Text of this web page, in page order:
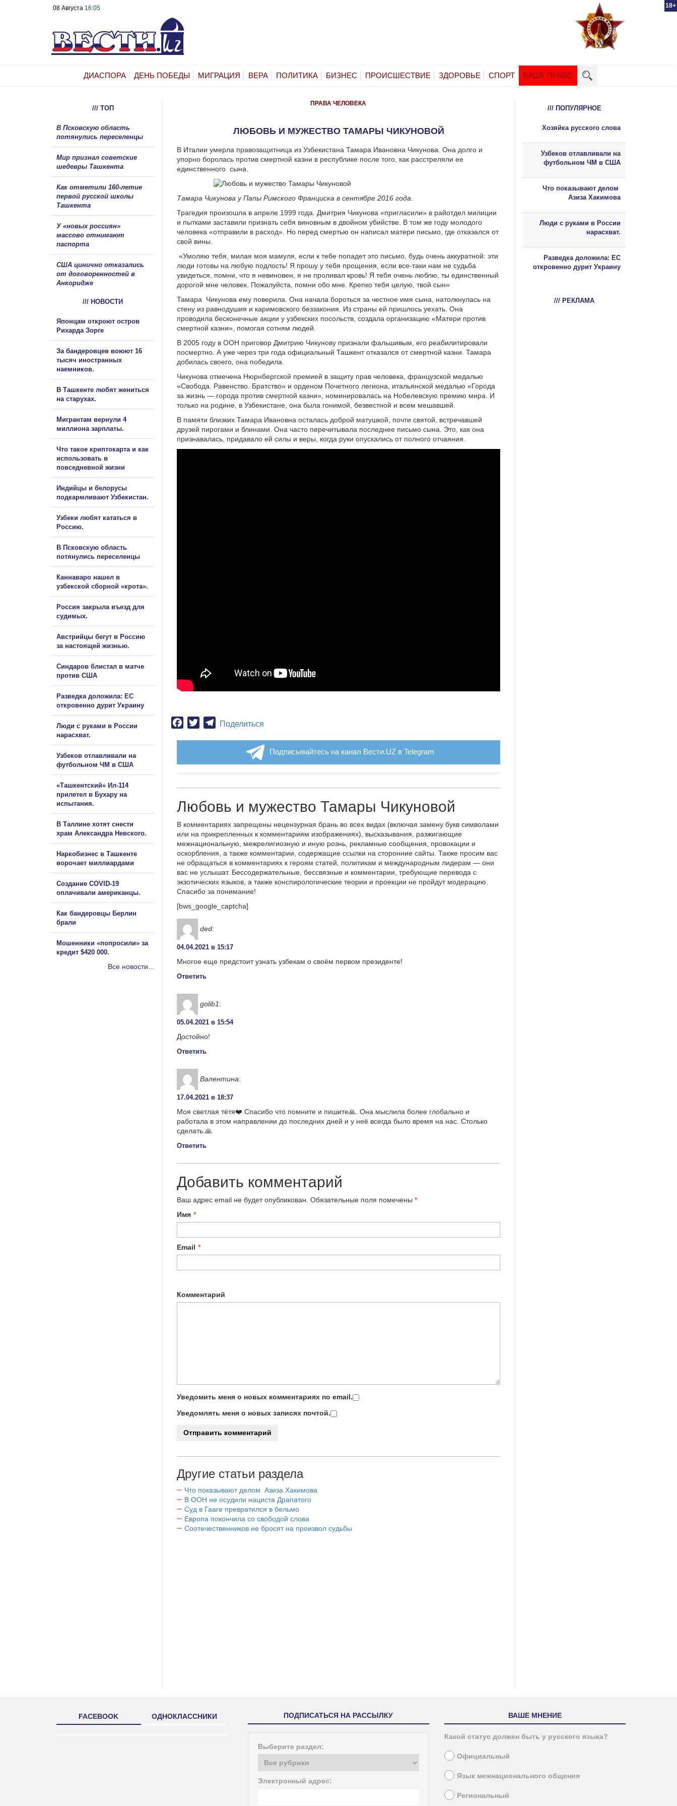
18+
08 Августа 16:05
ДИАСПОРА ДЕНЬ ПОБЕДЫ МИГРАЦИЯ ВЕРА ПОЛИТИКА БИЗНЕС ПРОИСШЕСТВИЕ ЗДОРОВЬЕ СПОРТ ВАШЕ ПРАВО
ПРАВА ЧЕЛОВЕКА
ЛЮБОВЬ И МУЖЕСТВО ТАМАРЫ ЧИКУНОВОЙ
В Италии умерла правозащитница из Узбекистана Тамара Ивановна Чикунова. Она долго и
упорно боролась против смертной казни в республике после того, как расстреляли ее
единственного сына.
Тамара Чикунова у Папы Римского Франциска в сентябре 2016 года.
Трагедия произошла в апреле 1999 года. Дмитрия Чикунова «пригласили» в райотдел милиции
и пытками заставили признать себя виновным в двойном убийстве. В том же году молодого
человека «отправили в расход». Но перед смертью он написал матери письмо, где отказался от
свой вины.
«Умоляю тебя, милая моя мамуля, если к тебе попадет это письмо, будь очень аккуратной: эти
люди готовы на любую подлость! Я прошу у тебя прощения, если все-таки нам не судьба
увидеться, помни, что я невиновен, я не проливал кровь! Я тебя очень люблю, ты единственный
дорогой мне человек. Пожалуйста, помни обо мне. Крепко тебя целую, твой сын»
Тамара Чикунова ему поверила. Она начала бороться за честное имя сына, натолкнулась на
стену из равнодушия и каримовского беззакония. Из страны ей пришлось уехать. Она
проводила бесконечные акции у узбекских посольств, создала организацию «Матери против
смертной казни», помогая сотням людей.
В 2005 году в ООН приговор Дмитрию Чикунову признали фальшивым, его реабилитировали
посмертно. А уже через три года официальный Ташкент отказался от смертной казни. Тамара
добилась своего, она победила.
Чикунова отмечена Нюрнбергской премией в защиту прав человека, французской медалью
«Свобода. Равенство. Братство» и орденом Почетного легиона, итальянской медалью «Города
за жизнь — города против смертной казни», номинировалась на Нобелевскую премию мира. И
только на родине, в Узбекистане, она была гонимой, безвестной и всем мешавшей.
В памяти близких Тамара Ивановна осталась доброй матушкой, почти святой, встречавшей
друзей пирогами и блинами. Она часто перечитывала последнее письмо сына. Это, как она
признавалась, придавало ей силы и веры, когда руки опускались от полного отчаяния.
Facebook
TwitterTelegram
Поделиться
Подписывайтесь на канал Вести.UZ в Telegram
Любовь и мужество Тамары Чикуновой
В комментариях запрещены нецензурная брань во всех видах (включая замену букв символами
или на прикрепленных к комментариям изображениях), высказывания, разжигающие
межнациональную, межрелигиозную и иную рознь, рекламные сообщения, провокации и
оскорбления, а также комментарии, содержащие ссылки на сторонние сайты. Также просим вас
не обращаться в комментариях к героям статей, политикам и международным лидерам — они
вас не услышат. Бессодержательные, бессвязные и комментарии, требующие перевода с
экзотических языков, а также конспирологические теории и проекции не пройдут модерацию.
Спасибо за понимание!
[bws_google_captcha]
ded:
04.04.2021 в 15:17
Многое еще предстоит узнать узбекам о своём первом президенте!
Ответить
golib1:
05.04.2021 в 15:54
Достойно!
Ответить
Валентина:
17.04.2021 в 18:37
Моя светлая тётя❤️.Спасибо что помните и пишите🙏. Она мыслила более глобально и
работала в этом направлении до последних дней и у неё всегда было время на нас. Столько
сделать.🙏
Ответить
Добавить комментарий
Ваш адрес email не будет опубликован. Обязательные поля помечены *
Имя *
Email *
Комментарий
Уведомить меня о новых комментариях по email.
Уведомлять меня о новых записях почтой.
Другие статьи раздела
Что показывают делом Азиза Хакимова
В ООН не осудили нациста Драпатого
Суд в Гааге превратился в бельмо
Европа покончила со свободой слова
Соотечественников не бросят на произвол судьбы
/// ТОП
В Псковскую область
потянулись переселенцы
Мир признал советские
шедевры Ташкента
Как отметили 160-летие
первой русской школы
Ташкента
У «новых россиян»
массово отнимают
паспорта
США цинично отказались
от договоренностей в
Анкоридже
/// НОВОСТИ
Японцам откроют остров
Рихарда Зорге
За бандеровцев воюют 16
тысяч иностранных
наемников.
В Ташкенте любят жениться
на старухах.
Мигрантам вернули 4
миллиона зарплаты.
Что такое криптокарта и как
использовать в
повседневной жизни
Индийцы и белорусы
подкармливают Узбекистан.
Узбеки любят кататься в
Россию.
В Псковскую область
потянулись переселенцы
Каннаваро нашел в
узбекской сборной «крота».
Россия закрыла въезд для
судимых.
Австрийцы бегут в Россию
за настоящей жизнью.
Синдаров блистал в матче
против США
Разведка доложила: ЕС
откровенно дурит Украину
Люди с руками в России
нарасхват.
Узбеков отлавливали на
футбольном ЧМ в США
«Ташкентский» Ил-114
прилетел в Бухару на
испытания.
В Таллине хотят снести
храм Александра Невского.
Наркобизнес в Ташкенте
ворочает миллиардами
Создание COVID-19
оплачивали американцы.
Как бандеровцы Берлин
брали
Мошенники «попросили» за
кредит $420 000.
Все новости...
/// ПОПУЛЯРНОЕ
Хозяйка русского слова
Узбеков отлавливали на
футбольном ЧМ в США
Что показывают делом
Азиза Хакимова
Люди с руками в России
нарасхват.
Разведка доложила: ЕС
откровенно дурит Украину
/// РЕКЛАМА
FACEBOOK ОДНОКЛАССНИКИ ПОДПИСАТЬСЯ НА РАССЫЛКУ
Выберите раздел:
Электронный адрес:
ВАШЕ МНЕНИЕ
Какой статус должен быть у русского языка?
Официальный
Язык межнационального общения
Региональный